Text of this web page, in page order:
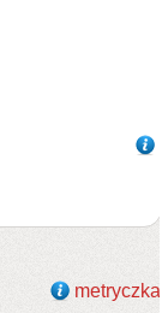
metryczka